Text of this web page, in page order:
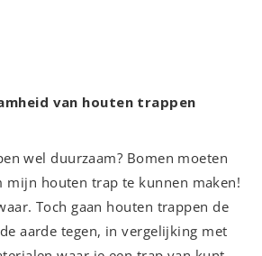
van houten trappen
wel duurzaam? Bomen moeten
mijn houten trap te kunnen maken!
Toch gaan houten trappen de
aarde tegen, in vergelijking met